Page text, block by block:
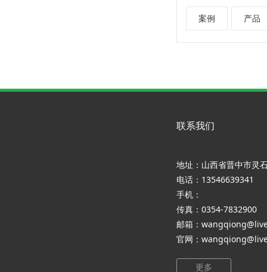
案例 产品
联系我们
地址：山西省晋中市灵
电话：13546639341
手机：
传真：0354-7832900
邮箱：
官网：
更多